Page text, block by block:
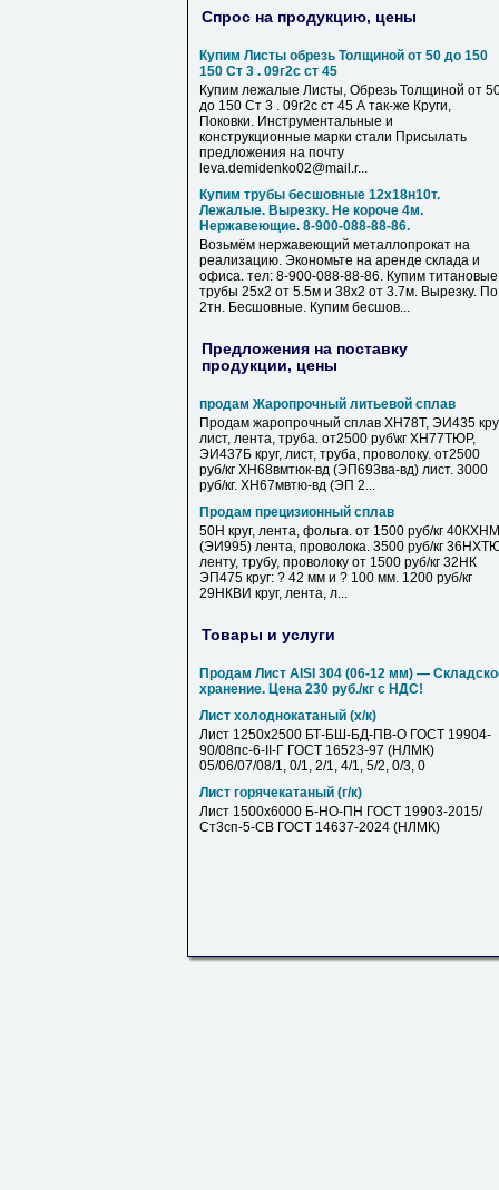
Спрос на продукцию, цены
Купим Листы обрезь Толщиной от 50 до 150
150 Ст 3 . 09г2с ст 45
Купим лежалые Листы, Обрезь Толщиной от
до 150 Ст 3 . 09г2с ст 45 А так-же Круги,
Поковки. Инструментальные и
конструкционные марки стали Присылать
предложения на почту
leva.demidenko02@mail.r...
Купим трубы бесшовные 12х18н10т.
Лежалые. Вырезку. Не короче 4м.
Нержавеющие. 8-900-088-88-86.
Возьмём нержавеющий металлопрокат на
реализацию. Экономьте на аренде склада и
офиса. тел: 8-900-088-88-86. Купим титановые
трубы 25х2 от 5.5м и 38х2 от 3.7м. Вырезку. По
2тн. Бесшовные. Купим бесшов...
Предложения на поставку
продукции, цены
продам Жаропрочный литьевой сплав
Продам жаропрочный сплав ХН78Т, ЭИ435
лист, лента, труба. от2500 руб\кг ХН77ТЮР,
ЭИ437Б круг, лист, труба, проволоку. от2500
руб/кг ХН68вмтюк-вд (ЭП693ва-вд) лист. 3000
руб/кг. ХН67мвтю-вд (ЭП 2...
Продам прецизионный сплав
50Н круг, лента, фольга. от 1500 руб/кг 40КХНМ
(ЭИ995) лента, проволока. 3500 руб/кг
ленту, трубу, проволоку от 1500 руб/кг 32НК
ЭП475 круг: ? 42 мм и ? 100 мм. 1200 руб/кг
29НКВИ круг, лента, л...
Товары и услуги
Продам Лист AISI 304 (06-12 мм) —
хранение. Цена 230 руб./кг с НДС!
Лист холоднокатаный (х/к)
Лист 1250х2500 БТ-БШ-БД-ПВ-О ГОСТ 19904-
90/08пс-6-II-Г ГОСТ 16523-97 (НЛМК)
05/06/07/08/1, 0/1, 2/1, 4/1, 5/2, 0/3, 0
Лист горячекатаный (г/к)
Лист 1500х6000 Б-НО-ПН ГОСТ 19903-2015/
Ст3сп-5-СВ ГОСТ 14637-2024 (НЛМК)